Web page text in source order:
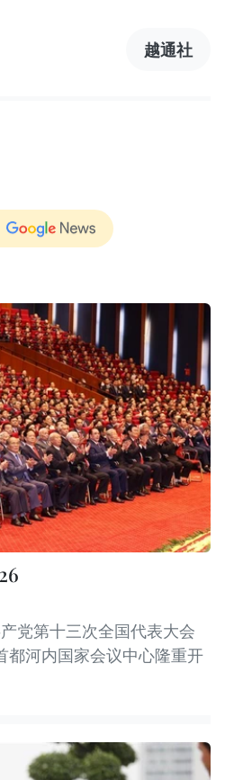
越通社
党第十三次全国代表大会
都河内国家会议中心隆重开